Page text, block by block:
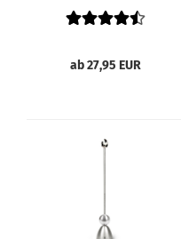
Silikonkugel schwarz
ab 27,95 EUR